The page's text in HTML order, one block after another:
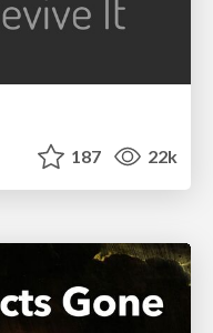
187 22k